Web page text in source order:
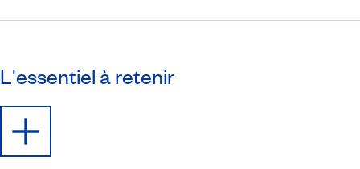
L'essentiel à retenir